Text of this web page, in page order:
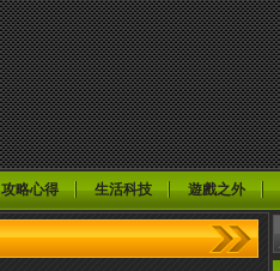
攻略心得 生活科技 遊戲之外